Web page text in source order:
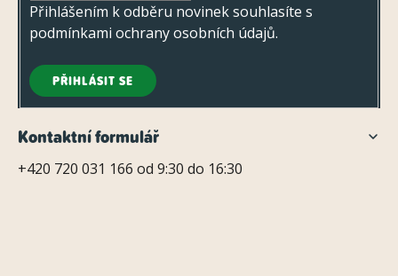
Přihlášením k odběru novinek souhlasíte s
podmínkami ochrany osobních údajů.
PŘIHLÁSIT SE
Kontaktní formulář
+420 720 031 166 od 9:30 do 16:30